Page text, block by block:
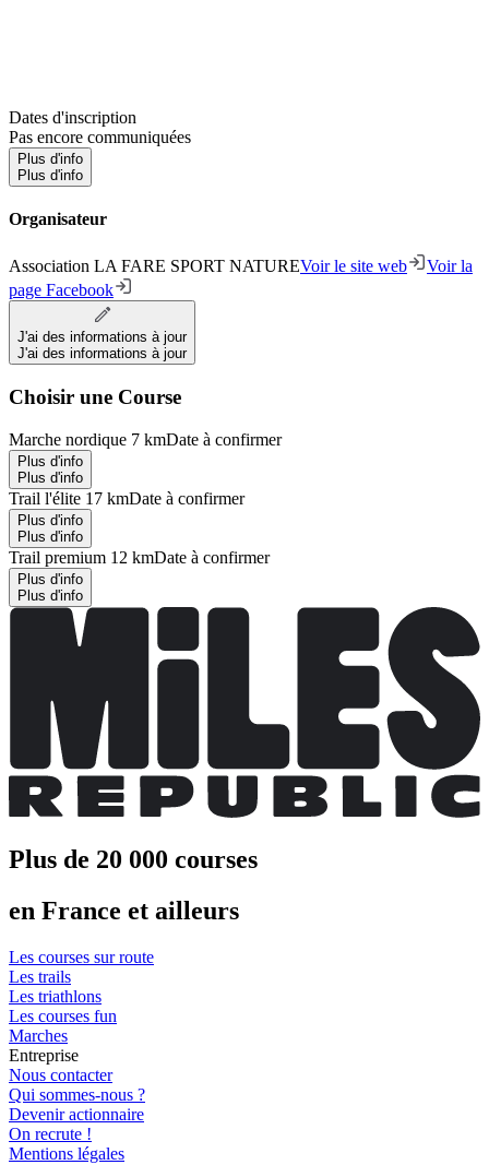
Dates d'inscription
Pas encore communiquées
Plus d'info
Plus d'info
Organisateur
Association LA FARE SPORT NATUREVoir le site web
Voir la
page Facebook
J'ai des informations à jour
J'ai des informations à jour
Choisir une Course
Marche nordique 7 kmDate à confirmer
Plus d'info
Plus d'info
Trail l'élite 17 kmDate à confirmer
Plus d'info
Plus d'info
Trail premium 12 kmDate à confirmer
Plus d'info
Plus d'info
Plus de 20 000 courses
en France et ailleurs
Les courses sur route
Les trails
Les triathlons
Les courses fun
Marches
Entreprise
Nous contacter
Qui sommes-nous ?
Devenir actionnaire
On recrute !
Mentions légales